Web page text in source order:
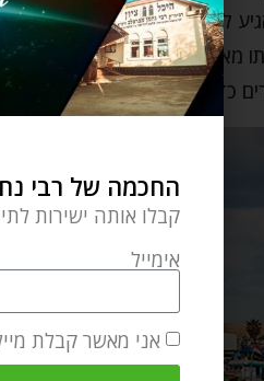
לארץ ישראל. לאחר הפצרות
כולל הספר
כדי להפיץ אותם.
החכמה של רבי
קבלו אותה ישירות
אימייל
אני מאשר קבלת